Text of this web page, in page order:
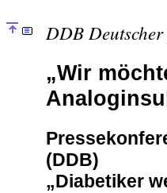
DDB
„Wir
(DDB)
„Diabetiker